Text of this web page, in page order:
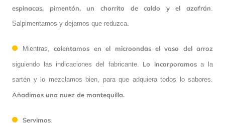
espinacas, pimentón, un chorrito de caldo y el azafrán
Salpimentamos y dejamos que reduzca.
Mientras,calentamos en el microondas el vaso del arroz
siguiendo las indicaciones del fabricante. Lo incorporamosa la
sartén y lo mezclamos bien, para que adquiera todos lo sabores.
Añadimos una nuez de mantequilla.
Servimos